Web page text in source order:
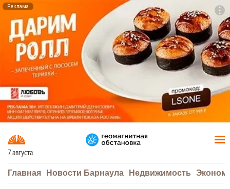
Реклама
7 августа
Главная Новости Барнаула Недвижимость